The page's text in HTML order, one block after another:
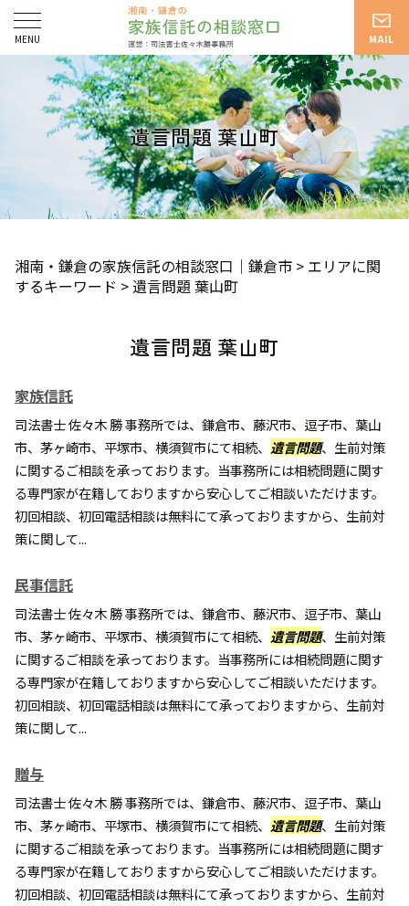
遺言問題 葉山町
湘南・鎌倉の家族信託の相談窓口｜鎌倉市 > エリアに関
するキーワード >遺言問題 葉山町
遺言問題 葉山町
家族信託
司法書士 佐々木 勝 事務所では、鎌倉市、藤沢市、逗子市、葉山
市、茅ヶ崎市、平塚市、横須賀市にて相続、 遺言問題、生前対策
に関するご相談を承っております。当事務所には相続問題に関す
る専門家が在籍しておりますから安心してご相談いただけます。
初回相談、初回電話相談は無料にて承っておりますから、生前対
策に関して...
民事信託
司法書士 佐々木 勝 事務所では、鎌倉市、藤沢市、逗子市、葉山
市、茅ヶ崎市、平塚市、横須賀市にて相続、 遺言問題、生前対策
に関するご相談を承っております。当事務所には相続問題に関す
る専門家が在籍しておりますから安心してご相談いただけます。
初回相談、初回電話相談は無料にて承っておりますから、生前対
策に関して...
贈与
司法書士 佐々木 勝 事務所では、鎌倉市、藤沢市、逗子市、葉山
市、茅ヶ崎市、平塚市、横須賀市にて相続、 遺言問題、生前対策
に関するご相談を承っております。当事務所には相続問題に関す
る専門家が在籍しておりますから安心してご相談いただけます。
初回相談、初回電話相談は無料にて承っておりますから、生前対